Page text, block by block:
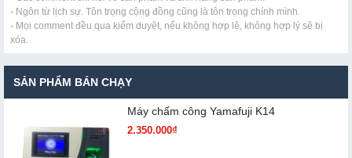
- Ngôn từ lịch sự. Tôn trọng cộng đồng cũng là tôn trọng chính mình.
- Mọi comment đều qua kiểm duyệt, nếu không hợp lệ, không hợp lý sẽ bị
xóa.
SẢN PHẨM BÁN CHẠY
Máy chấm cô​ng Yamafuji K14
2.350.000₫